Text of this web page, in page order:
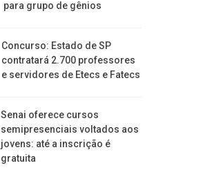
para grupo de gênios
Concurso: Estado de SP
contratará 2.700 professores
e servidores de Etecs e Fatecs
Senai oferece cursos
semipresenciais voltados aos
jovens: até a inscrição é
gratuita